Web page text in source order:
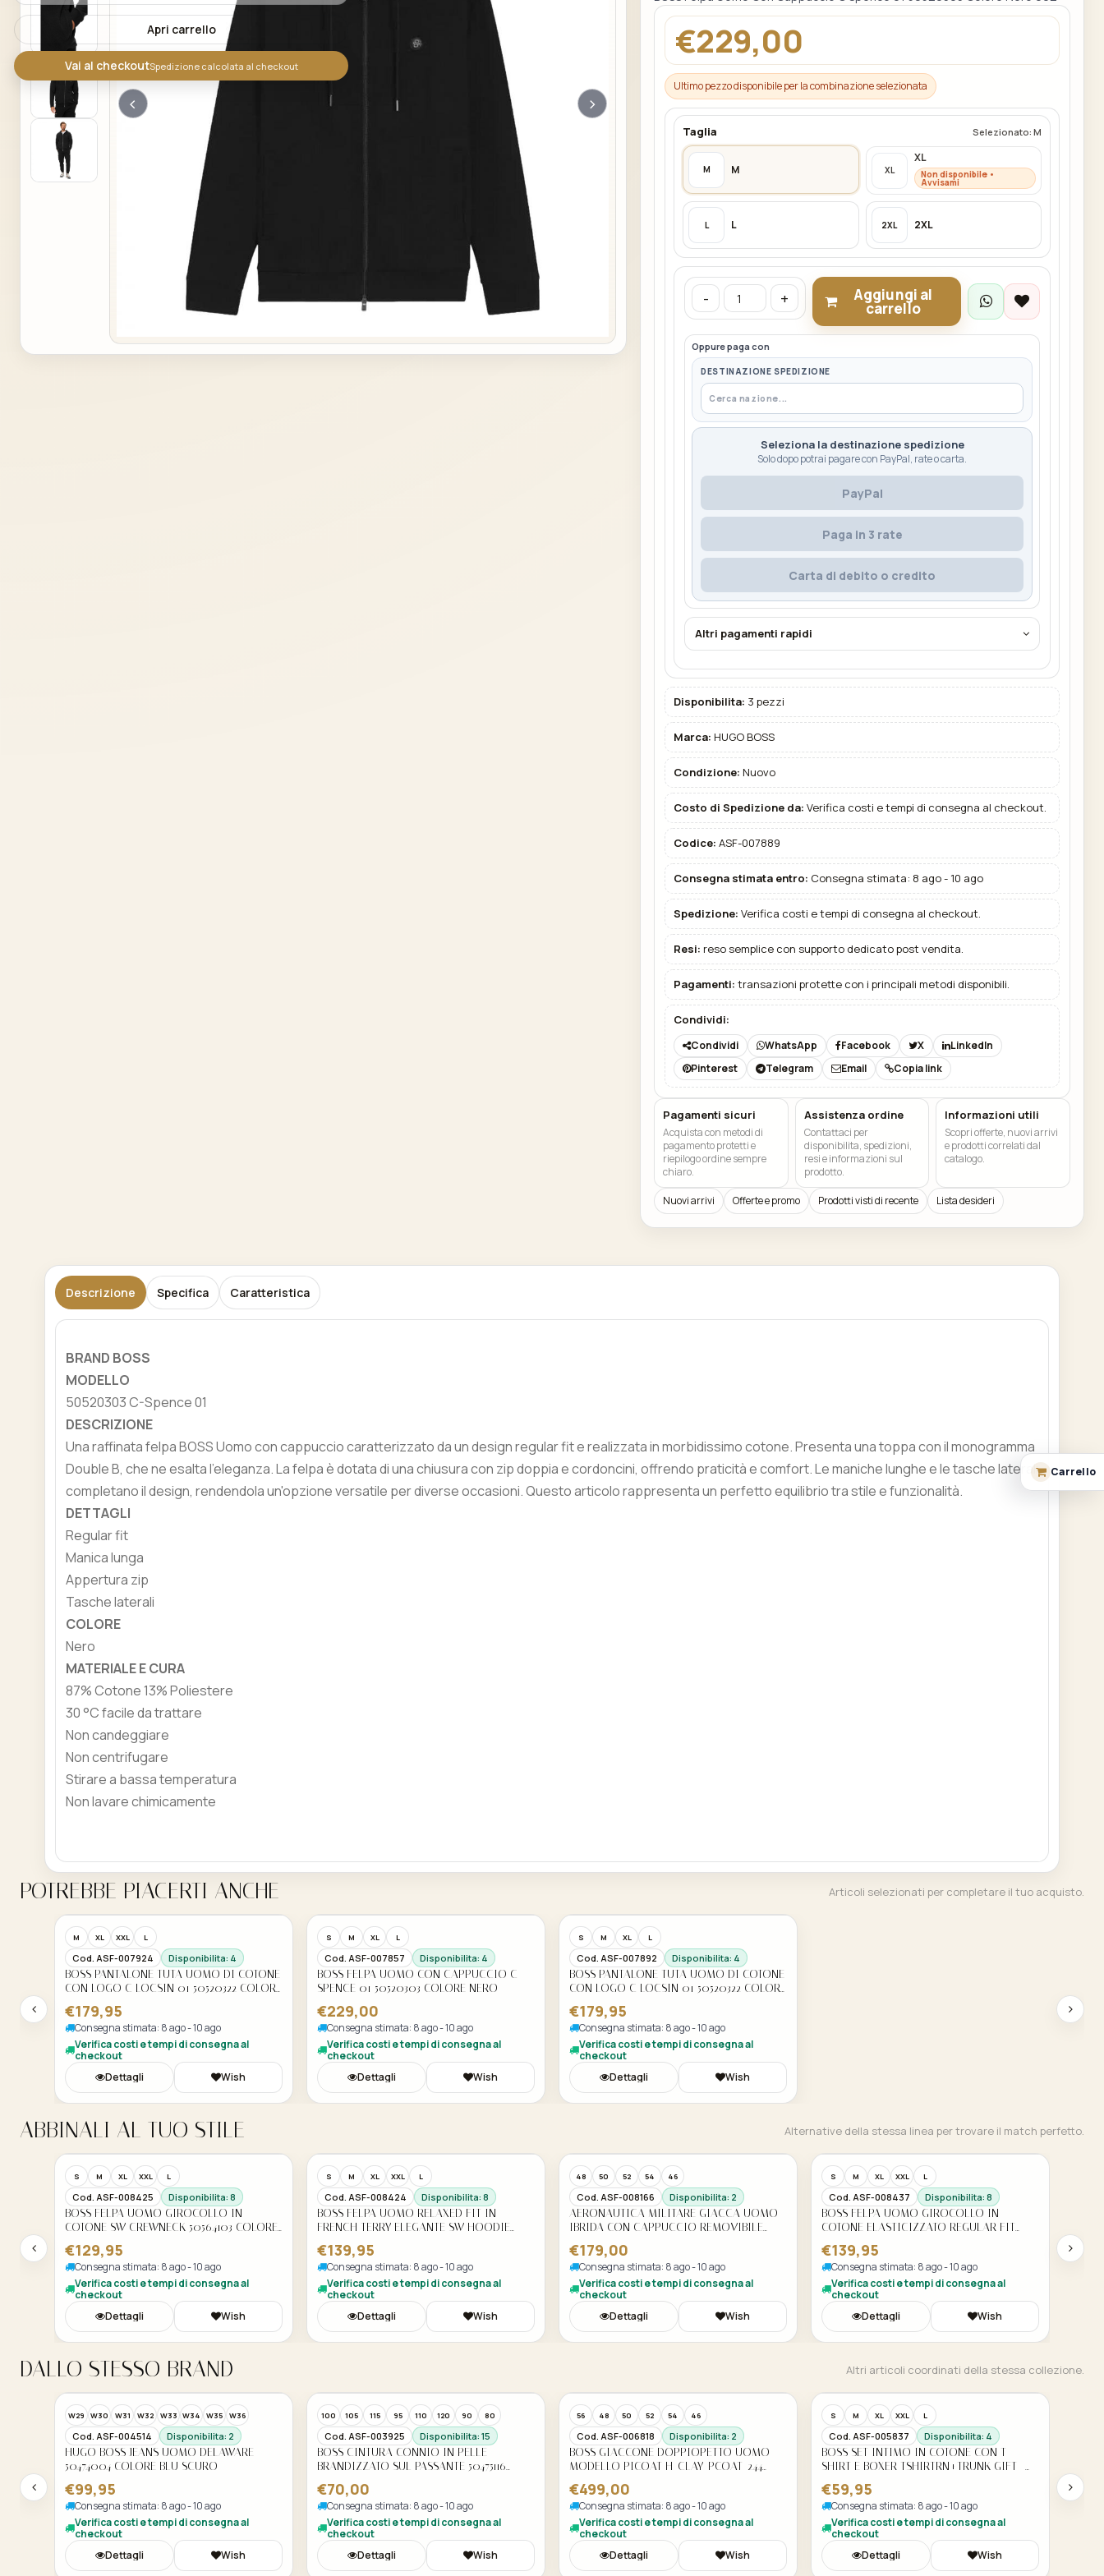
Apri carrello
Vai al checkoutSpedizione calcolata al checkout
Carrello
‹ ›
€229,00
Ultimo pezzo disponibile per la combinazione selezionata
Taglia Selezionato: M
M M XL
XL
Non disponibile •
Avvisami
L L 2XL 2XL
- + Aggiungi al
carrello
Oppure paga con
DESTINAZIONE SPEDIZIONE
Seleziona la destinazione spedizione
Solo dopo potrai pagare con PayPal, rate o carta.
PayPal
Paga in 3 rate
Carta di debito o credito
Altri pagamenti rapidi
Disponibilita: 3 pezzi
Marca: HUGO BOSS
Condizione: Nuovo
Costo di Spedizione da: Verifica costi e tempi di consegna al checkout.
Codice: ASF-007889
Consegna stimata entro: Consegna stimata: 8 ago - 10 ago
Spedizione: Verifica costi e tempi di consegna al checkout.
Resi: reso semplice con supporto dedicato post vendita.
Pagamenti: transazioni protette con i principali metodi disponibili.
Condividi:
Condividi WhatsApp Facebook X
LinkedIn
Pinterest
Telegram Email Copia link
Pagamenti sicuri
Acquista con metodi di
pagamento protetti e
riepilogo ordine sempre
chiaro.
Assistenza ordine
Contattaci per
disponibilita, spedizioni,
resi e informazioni sul
prodotto.
Informazioni utili
Scopri offerte, nuovi arrivi
e prodotti correlati dal
catalogo.
Nuovi arrivi Offerte e promo Prodotti visti di recente Lista desideri
Descrizione Specifica Caratteristica
BRAND BOSS
MODELLO
50520303 C-Spence 01
DESCRIZIONE
Una raffinata felpa BOSS Uomo con cappuccio caratterizzato da un design regular fit e realizzata in morbidissimo cotone. Presenta una toppa con il monogramma
Double B, che ne esalta l'eleganza. La felpa è dotata di una chiusura con zip doppia e cordoncini, offrendo praticità e comfort. Le maniche lunghe e le tasche laterali
completano il design, rendendola un'opzione versatile per diverse occasioni. Questo articolo rappresenta un perfetto equilibrio tra stile e funzionalità.
DETTAGLI
Regular fit
Manica lunga
Appertura zip
Tasche laterali
COLORE
Nero
MATERIALE E CURA
87% Cotone 13% Poliestere
30 °C facile da trattare
Non candeggiare
Non centrifugare
Stirare a bassa temperatura
Non lavare chimicamente
POTREBBE PIACERTI ANCHE Articoli selezionati per completare il tuo acquisto.
M XL XXL L
Cod. ASF-007924 Disponibilita: 4
BOSS PANTALONE TUTA UOMO DI COTONE
CON LOGO C LOCSIN 01 50520322 COLORE
€179,95
Consegna stimata: 8 ago - 10 ago
Verifica costi e tempi di consegna al
checkout
Dettagli
Wish
S M XL L
Cod. ASF-007857 Disponibilita: 4
BOSS FELPA UOMO CON CAPPUCCIO C
SPENCE 01 50520303 COLORE NERO
€229,00
Consegna stimata: 8 ago - 10 ago
Verifica costi e tempi di consegna al
checkout
Dettagli
Wish
S M XL L
Cod. ASF-007892 Disponibilita: 4
BOSS PANTALONE TUTA UOMO DI COTONE
CON LOGO C LOCSIN 01 50520322 COLORE
€179,95
Consegna stimata: 8 ago - 10 ago
Verifica costi e tempi di consegna al
checkout
Dettagli
Wish
ABBINALI AL TUO STILE Alternative della stessa linea per trovare il match perfetto.
S M XL XXL L
Cod. ASF-008425 Disponibilita: 8
BOSS FELPA UOMO GIROCOLLO IN
COTONE SW CREWNECK 50564103 COLORE
€129,95
Consegna stimata: 8 ago - 10 ago
Verifica costi e tempi di consegna al
checkout
Dettagli
Wish
S M XL XXL L
Cod. ASF-008424 Disponibilita: 8
BOSS FELPA UOMO RELAXED FIT IN
FRENCH TERRY ELEGANTE SW HOODIE
€139,95
Consegna stimata: 8 ago - 10 ago
Verifica costi e tempi di consegna al
checkout
Dettagli
Wish
48 50 52 54 46
Cod. ASF-008166 Disponibilita: 2
AERONAUTICA MILITARE GIACCA UOMO
IBRIDA CON CAPPUCCIO REMOVIBILE
€179,00
Consegna stimata: 8 ago - 10 ago
Verifica costi e tempi di consegna al
checkout
Dettagli
Wish
S M XL XXL L
Cod. ASF-008437 Disponibilita: 8
BOSS FELPA UOMO GIROCOLLO IN
COTONE ELASTICIZZATO REGULAR FIT
€139,95
Consegna stimata: 8 ago - 10 ago
Verifica costi e tempi di consegna al
checkout
Dettagli
Wish
DALLO STESSO BRAND Altri articoli coordinati della stessa collezione.
W29 W30 W31 W32 W33 W34 W35 W36
Cod. ASF-004514 Disponibilita: 2
HUGO BOSS JEANS UOMO DELAWARE
50474004 COLORE BLU SCURO
€99,95
Consegna stimata: 8 ago - 10 ago
Verifica costi e tempi di consegna al
checkout
Dettagli
Wish
100 105 115 95 110 120 90 80
Cod. ASF-003925 Disponibilita: 15
BOSS CINTURA CONNIO IN PELLE
BRANDIZZATO SUL PASSANTE 50475116
€70,00
Consegna stimata: 8 ago - 10 ago
Verifica costi e tempi di consegna al
checkout
Dettagli
Wish
56 48 50 52 54 46
Cod. ASF-006818 Disponibilita: 2
BOSS GIACCONE DOPPIOPETTO UOMO
MODELLO PICOAT H-CLAY-PCOAT-244
€499,00
Consegna stimata: 8 ago - 10 ago
Verifica costi e tempi di consegna al
checkout
Dettagli
Wish
S M XL XXL L
Cod. ASF-005837 Disponibilita: 4
BOSS SET INTIMO IN COTONE CON T-
SHIRT E BOXER TSHIRTRN+TRUNK GIFT -
€59,95
Consegna stimata: 8 ago - 10 ago
Verifica costi e tempi di consegna al
checkout
Dettagli
Wish